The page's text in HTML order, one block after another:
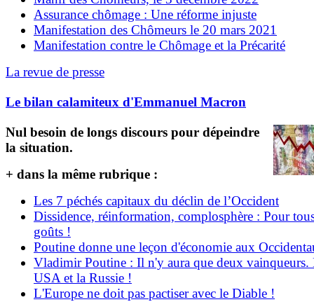
Assurance chômage : Une réforme injuste
Manifestation des Chômeurs le 20 mars 2021
Manifestation contre le Chômage et la Précarité
La revue de presse
Le bilan calamiteux d'Emmanuel Macron
Nul besoin de longs discours pour dépeindre
la situation.
+ dans la même rubrique :
Les 7 péchés capitaux du déclin de l’Occident
Dissidence, réinformation, complosphère : Pour
goûts !
Poutine donne une leçon d'économie aux
Vladimir Poutine : Il n'y aura que deux vainqueurs.
USA et la Russie !
L'Europe ne doit pas pactiser avec le Diable !